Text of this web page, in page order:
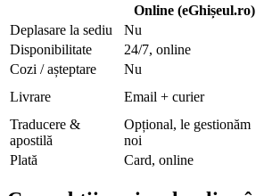
Online (eGhișeul.ro)
Deplasare la sediu
Nu
Disponibilitate
24/7, online
Cozi / așteptare
Nu
Livrare
Email + curier
Traducere &
apostilă
Opțional, le gestionăm
noi
Plată
Card, online